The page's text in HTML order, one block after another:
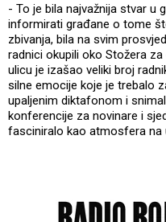
- To je bila najvažnija stvar u
informirati građane o tome
zbivanja, bila na svim
radnici okupili oko Stožera
ulicu je izašao veliki broj
silne emocije koje je trebalo
upaljenim diktafonom i
konferencije za novinare i
fasciniralo kao atmosfera na